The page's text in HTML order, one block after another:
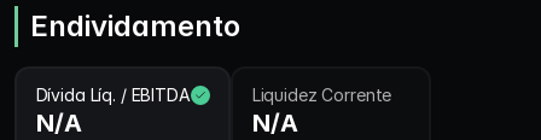
Endividamento
Dívida Líq. / EBITDA
N/A
Liquidez Corrente
N/A